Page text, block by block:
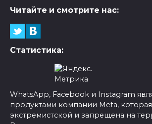
Читайте и смотрите нас:
Статистика:
WhatsApp, Facebook и Instagram
продуктами компании Meta,
экстремистской и запрещена на